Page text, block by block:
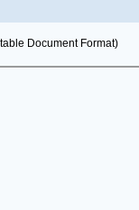
Document Format)